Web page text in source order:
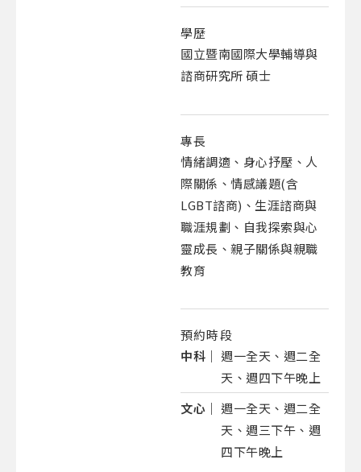
學歷
國立暨南國際大學輔導與
諮商研究所 碩士
專長
情緒調適、身心抒壓、人
際關係、情感議題(含
LGBT諮商)、生涯諮商與
職涯規劃、自我探索與心
靈成長、親子關係與親職
教育
預約時段
中科｜ 週一全天、週二全
天、週四下午晚上
文心｜ 週一全天、週二全
天、週三下午、週
四下午晚上